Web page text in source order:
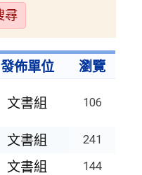
發佈單位 瀏覽
文書組 106
文書組 241
文書組 144